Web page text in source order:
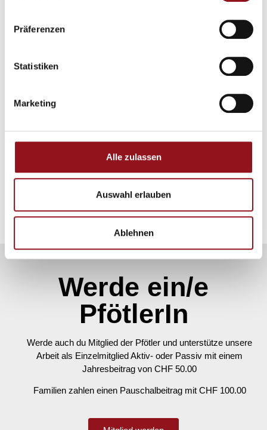
Präferenzen
Statistiken
Marketing
Alle zulassen
Auswahl erlauben
Ablehnen
VERANSTALTUNGSORT
Balzers, 9496 Liechtenstein Google Karte anzeigen
ABGESAGT!
Kapelle Balzers
Werde ein/e
PfötlerIn
Werde auch du Mitglied der Pfötler und unterstütze unsere
Arbeit als Einzelmitglied Aktiv- oder Passiv mit einem
Jahresbeitrag von CHF 50.00
Familien zahlen einen Pauschalbeitrag mit CHF 100.00